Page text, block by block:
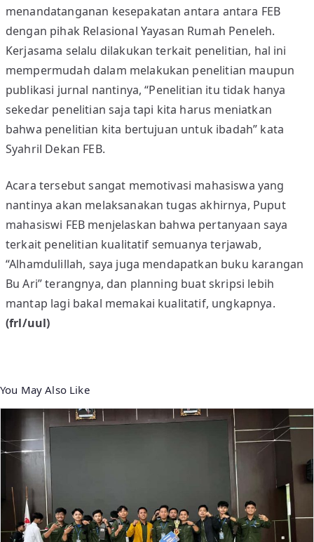
N
U
L
I
A
F
I
U
U
A
menandatanganan kesepakatan antara antara FEB
dengan pihak Relasional Yayasan Rumah Peneleh.
Kerjasama selalu dilakukan terkait penelitian, hal ini
mempermudah dalam melakukan penelitian maupun
publikasi jurnal nantinya, “Penelitian itu tidak hanya
sekedar penelitian saja tapi kita harus meniatkan
bahwa penelitian kita bertujuan untuk ibadah” kata
Syahril Dekan FEB.
Acara tersebut sangat memotivasi mahasiswa yang
nantinya akan melaksanakan tugas akhirnya, Puput
mahasiswi FEB menjelaskan bahwa pertanyaan saya
terkait penelitian kualitatif semuanya terjawab,
“Alhamdulillah, saya juga mendapatkan buku karangan
Bu Ari” terangnya, dan planning buat skripsi lebih
mantap lagi bakal memakai kualitatif, ungkapnya.
(frl/uul)
You May Also Like